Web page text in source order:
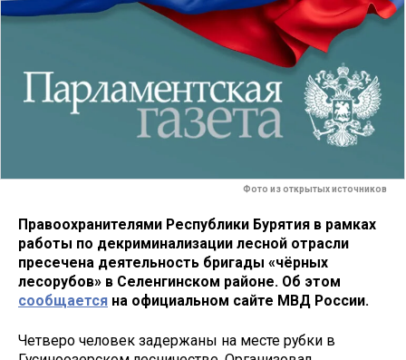
Фото из открытых источников
Правоохранителями Республики Бурятия в рамках
работы по декриминализации лесной отрасли
пресечена деятельность бригады «чёрных
лесорубов» в Селенгинском районе. Об этом
сообщается на официальном сайте МВД России.
Четверо человек задержаны на месте рубки в